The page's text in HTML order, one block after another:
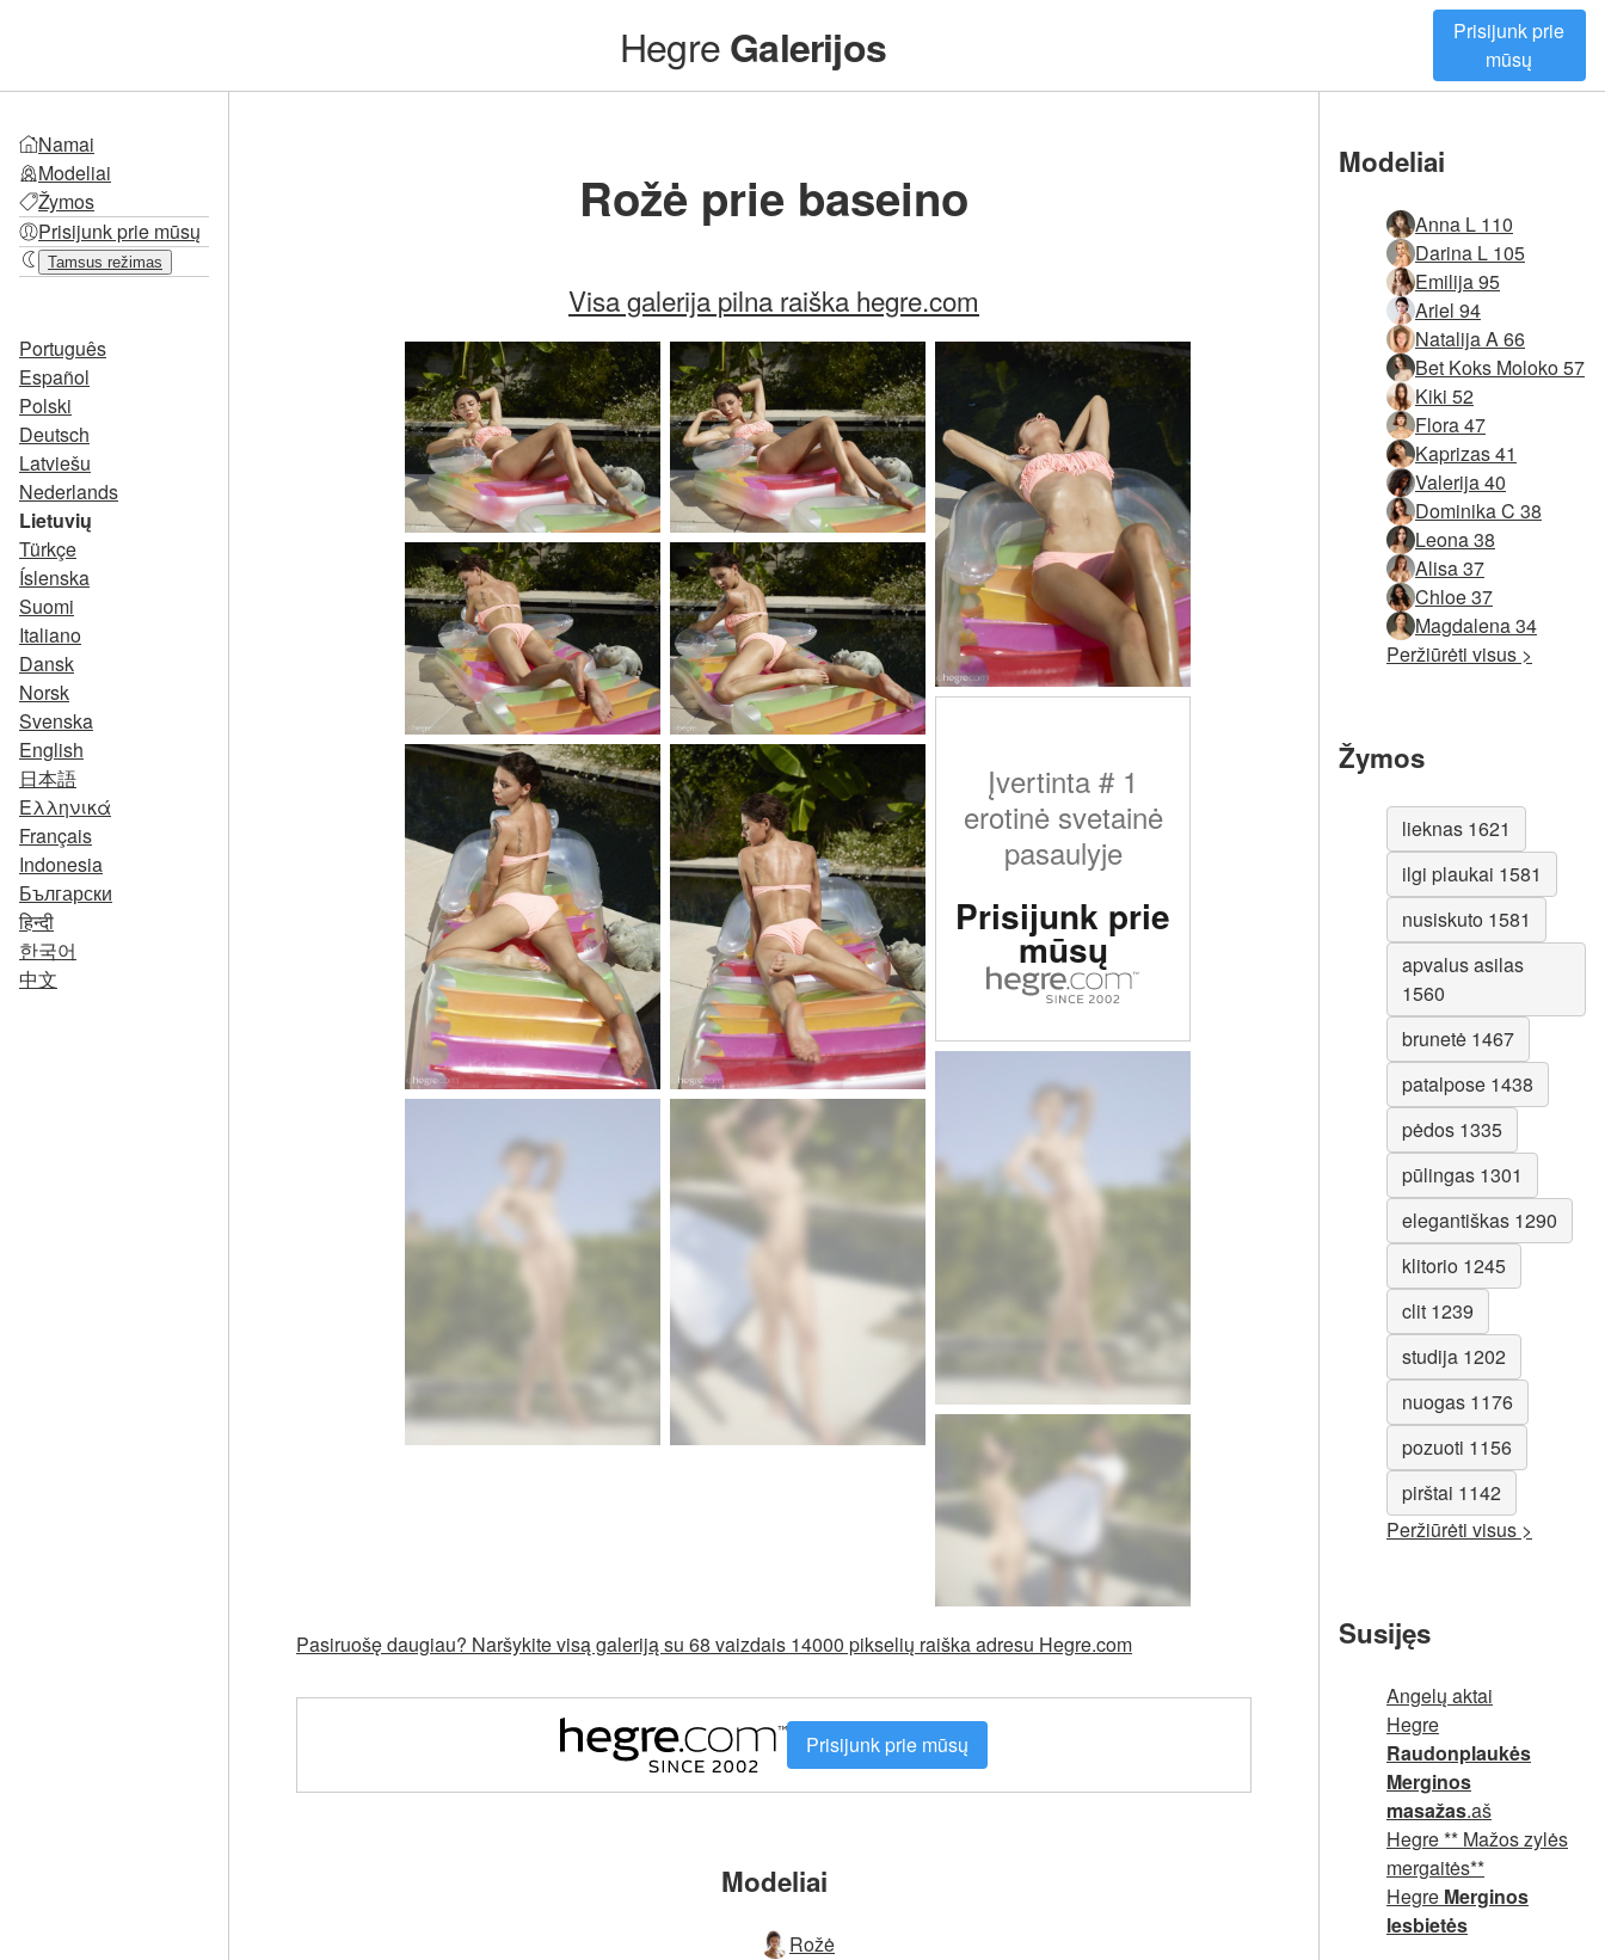
HegreGalerijos
Prisijunk prie
mūsų
Namai
Modeliai
Žymos
Prisijunk prie mūsų
Tamsus režimas
Português
Español
Polski
Deutsch
Latviešu
Nederlands
Lietuvių
Türkçe
Íslenska
Suomi
Italiano
Dansk
Norsk
Svenska
English
日本語
Ελληνικά
Français
Indonesia
Български
हिन्दी
한국어
中文
Rožė prie baseino
Visa galerija pilna raiška hegre.com
Įvertinta # 1
erotinė svetainė
pasaulyje
Prisijunk prie
mūsų
Pasiruošę daugiau? Naršykite visą galeriją su 68 vaizdais 14000 pikselių raiška adresu Hegre.com
Prisijunk prie mūsų
Modeliai
Rožė
Modeliai
Anna L 110
Darina L 105
Emilija 95
Ariel 94
Natalija A 66
Bet Koks Moloko 57
Kiki 52
Flora 47
Kaprizas 41
Valerija 40
Dominika C 38
Leona 38
Alisa 37
Chloe 37
Magdalena 34
Peržiūrėti visus >
Žymos
lieknas 1621
ilgi plaukai 1581
nusiskuto 1581
apvalus asilas
1560
brunetė 1467
patalpose 1438
pėdos 1335
pūlingas 1301
elegantiškas 1290
klitorio 1245
clit 1239
studija 1202
nuogas 1176
pozuoti 1156
pirštai 1142
Peržiūrėti visus >
Susijęs
Angelų aktai
Hegre
Raudonplaukės
Merginos
masažas.aš
Hegre ** Mažos zylės
mergaitės**
Hegre Merginos
lesbietės